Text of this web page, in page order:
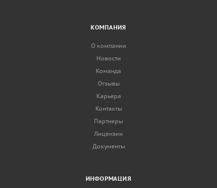
КОМПАНИЯ
О компании
Новости
Команда
Отзывы
Карьера
Контакты
Партнеры
Лицензии
Документы
ИНФОРМАЦИЯ